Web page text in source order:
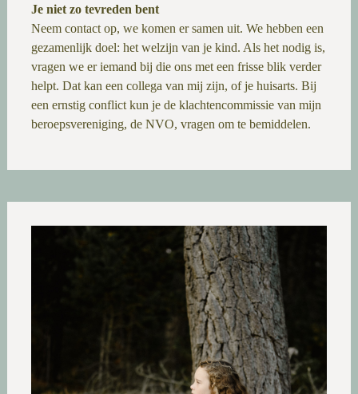
Je niet zo tevreden bent
Neem contact op, we komen er samen uit. We hebben een
gezamenlijk doel: het welzijn van je kind. Als het nodig is,
vragen we er iemand bij die ons met een frisse blik verder
helpt. Dat kan een collega van mij zijn, of je huisarts. Bij
een ernstig conflict kun je de klachtencommissie van mijn
beroepsvereniging, de NVO, vragen om te bemiddelen.